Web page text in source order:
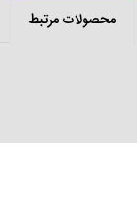
محصولات مرتبط